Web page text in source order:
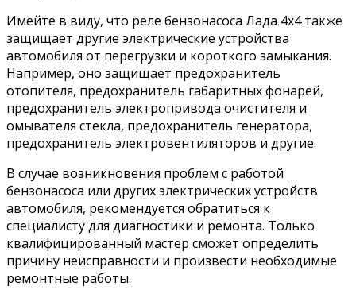
Имейте в виду, что реле бензонасоса Лада 4х4 также
защищает другие электрические устройства
автомобиля от перегрузки и короткого замыкания.
Например, оно защищает предохранитель
отопителя, предохранитель габаритных фонарей,
предохранитель электропривода очистителя и
омывателя стекла, предохранитель генератора,
предохранитель электровентиляторов и другие.
В случае возникновения проблем с работой
бензонасоса или других электрических устройств
автомобиля, рекомендуется обратиться к
специалисту для диагностики и ремонта. Только
квалифицированный мастер сможет определить
причину неисправности и произвести необходимые
ремонтные работы.